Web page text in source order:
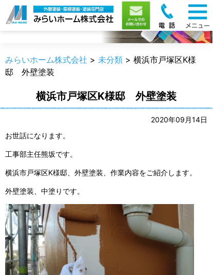
職人のうんちく
みらいホーム株式会社 > 未分類 > 横浜市戸塚区K様
邸 外壁塗装
横浜市戸塚区K様邸 外壁塗装
2020年09月14日
お世話になります。
工事部主任熊坂です。
横浜市戸塚区K様邸、外壁塗装、作業内容をご紹介します。
外壁塗装、中塗りです。